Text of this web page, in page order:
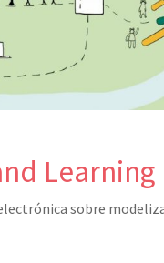
Learning
sobre